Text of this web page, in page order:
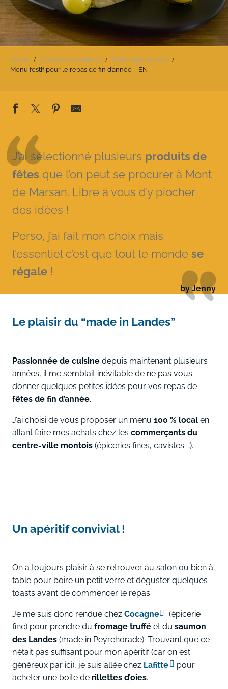
Home Creator of emotions
Taste experiences
Menu festif pour le repas de fin d’année – EN
J’ai sélectionné plusieurs produits de
fêtes que l’on peut se procurer à Mont
de Marsan. Libre à vous d’y piocher
des idées !
Perso, j’ai fait mon choix mais
l’essentiel c’est que tout le monde se
régale !
by Jenny
Le plaisir du “made in Landes”
Passionnée de cuisine depuis maintenant plusieurs
années, il me semblait inévitable de ne pas vous
donner quelques petites idées pour vos repas de
fêtes de fin d’année.
J’ai choisi de vous proposer un menu 100 % local en
allant faire mes achats chez les commerçants du
centre-ville montois (épiceries fines, cavistes …).
Un apéritif convivial !
On a toujours plaisir à se retrouver au salon ou bien à
table pour boire un petit verre et déguster quelques
toasts avant de commencer le repas.
Je me suis donc rendue chez Cocagne
(épicerie
fine) pour prendre du fromage truffé et du saumon
des Landes (made in Peyrehorade). Trouvant que ce
n’était pas suffisant pour mon apéritif (car on est
généreux par ici), je suis allée chez Lafitte
pour
acheter une boite de rillettes d’oies.